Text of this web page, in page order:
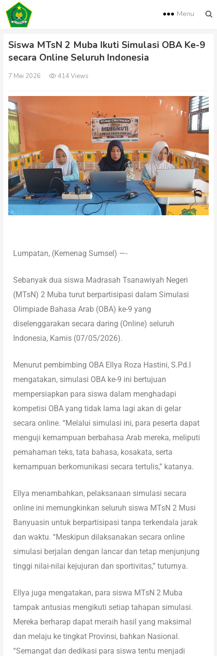
Menu
Siswa MTsN 2 Muba Ikuti Simulasi OBA Ke-9
secara Online Seluruh Indonesia
7 Mei 2026 414 Views
Lumpatan, (Kemenag Sumsel) —-
Sebanyak dua siswa Madrasah Tsanawiyah Negeri
(MTsN) 2 Muba turut berpartisipasi dalam Simulasi
Olimpiade Bahasa Arab (OBA) ke-9 yang
diselenggarakan secara daring (Online) seluruh
Indonesia, Kamis (07/05/2026).
Menurut pembimbing OBA Ellya Roza Hastini, S.Pd.I
mengatakan, simulasi OBA ke-9 ini bertujuan
mempersiapkan para siswa dalam menghadapi
kompetisi OBA yang tidak lama lagi akan di gelar
secara online. “Melalui simulasi ini, para peserta dapat
menguji kemampuan berbahasa Arab mereka, meliputi
pemahaman teks, tata bahasa, kosakata, serta
kemampuan berkomunikasi secara tertulis,” katanya.
Ellya menambahkan, pelaksanaan simulasi secara
online ini memungkinkan seluruh siswa MTsN 2 Musi
Banyuasin untuk berpartisipasi tanpa terkendala jarak
dan waktu. “Meskipun dilaksanakan secara online
simulasi berjalan dengan lancar dan tetap menjunjung
tinggi nilai-nilai kejujuran dan sportivitas,” tuturnya.
Ellya juga mengatakan, para siswa MTsN 2 Muba
tampak antusias mengikuti setiap tahapan simulasi.
Mereka berharap dapat meraih hasil yang maksimal
dan melaju ke tingkat Provinsi, bahkan Nasional.
“Semangat dan dedikasi para siswa tentu menjadi